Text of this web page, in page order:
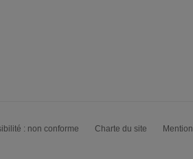
: non conforme Charte du site